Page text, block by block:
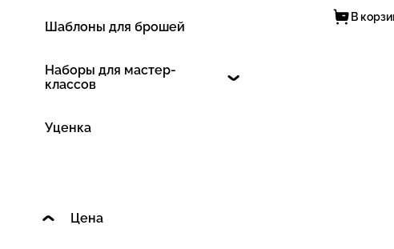
Шаблоны для брошей
Наборы для мастер-
классов
Уценка
Цена
В